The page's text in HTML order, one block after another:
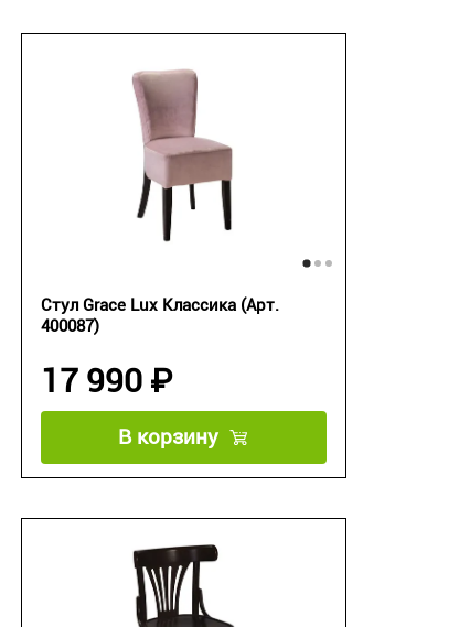
Стул Grace Lux Классика (Арт.
400087)
17 990 ₽
В корзину